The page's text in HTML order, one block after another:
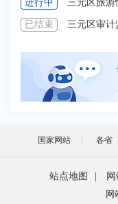
进行中 三元区旅游
已结束 三元区审计
国家网站 各省
站点地图
网